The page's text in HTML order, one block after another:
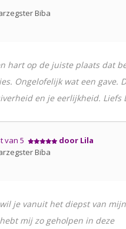
Biba
hart op de juiste plaats dat
Ongelofelijk wat een gave.
en je eerlijkheid. Liefs
van 5
door Lila
Biba
je vanuit het diepst van
mij zo geholpen in deze